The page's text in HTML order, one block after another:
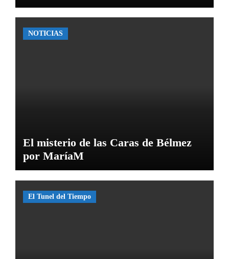
NOTICIAS
El misterio de las Caras de Bélmez
por MaríaM
El Tunel del Tiempo